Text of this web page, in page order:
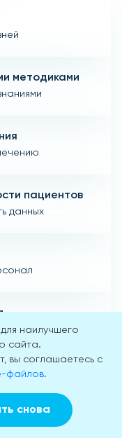
методиками
пациентов
данных
наилучшего
сайта.
вы соглашаетесь с
файлов.
снова
врача на дом